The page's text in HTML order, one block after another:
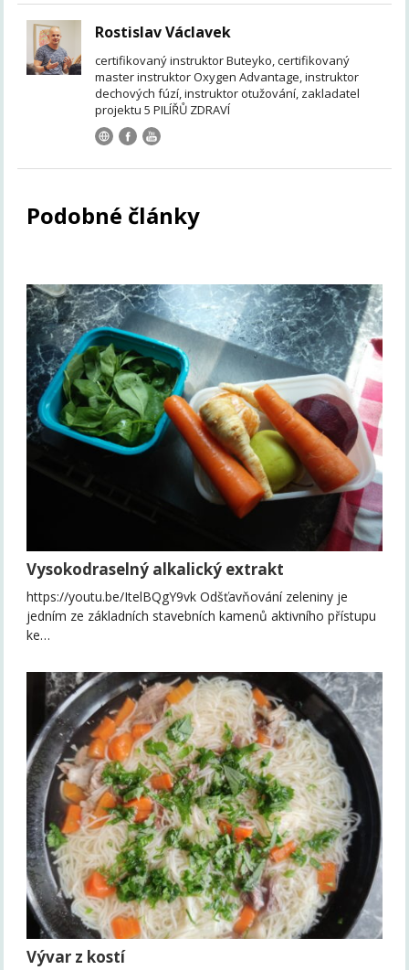
Rostislav Václavek
certifikovaný instruktor Buteyko, certifikovaný
master instruktor Oxygen Advantage, instruktor
dechových fúzí, instruktor otužování, zakladatel
projektu 5 PILÍŘŮ ZDRAVÍ
Podobné články
Vysokodraselný alkalický extrakt
https://youtu.be/ItelBQgY9vk Odšťavňování zeleniny je
jedním ze základních stavebních kamenů aktivního přístupu
ke…
Vývar z kostí